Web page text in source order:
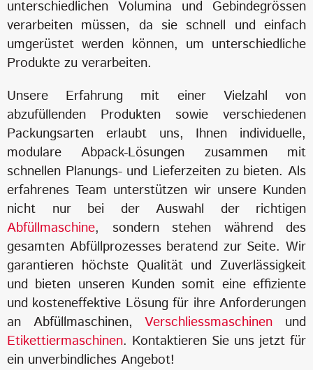
unterschiedlichen Volumina und Gebindegrössen
verarbeiten müssen, da sie schnell und einfach
umgerüstet werden können, um unterschiedliche
Produkte zu verarbeiten.
Unsere Erfahrung mit einer Vielzahl von
abzufüllenden Produkten sowie verschiedenen
Packungsarten erlaubt uns, Ihnen individuelle,
modulare Abpack-Lösungen zusammen mit
schnellen Planungs- und Lieferzeiten zu bieten. Als
erfahrenes Team unterstützen wir unsere Kunden
nicht nur bei der Auswahl der richtigen
Abfüllmaschine, sondern stehen während des
gesamten Abfüllprozesses beratend zur Seite. Wir
garantieren höchste Qualität und Zuverlässigkeit
und bieten unseren Kunden somit eine effiziente
und kosteneffektive Lösung für ihre Anforderungen
an Abfüllmaschinen,Verschliessmaschinen und
Etikettiermaschinen. Kontaktieren Sie uns jetzt für
ein unverbindliches Angebot!